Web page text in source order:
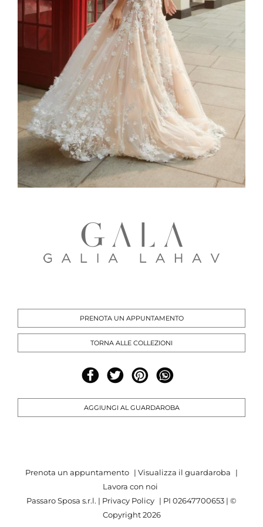
PRENOTA UN APPUNTAMENTO
TORNA ALLE COLLEZIONI
AGGIUNGI AL GUARDAROBA
Prenota un appuntamento | Visualizza il guardaroba
|
Lavora con noi
Passaro Sposa s.r.l. | Privacy Policy | PI 02647700653 | ©
Copyright2026